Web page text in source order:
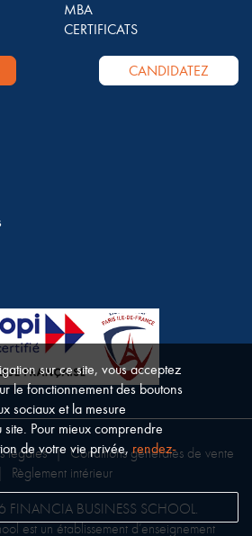
MBA
CERTIFICATS
CANDIDATEZ
FINANCIA BUSINESS SCHOOL.
est un établissement d’enseignement
légales | Conditions générales de vente
Règlement intérieur
sur ce site, vous acceptez
le fonctionnement des boutons
sociaux et la mesure
Pour mieux comprendre
de votre vie privée,rendez-